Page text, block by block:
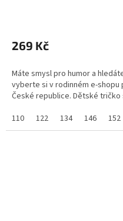
269 Kč
Máte smysl pro humor a
vyberte si v rodinném e-shopu
České republice. Dětské tričko
110
122 134 146 152